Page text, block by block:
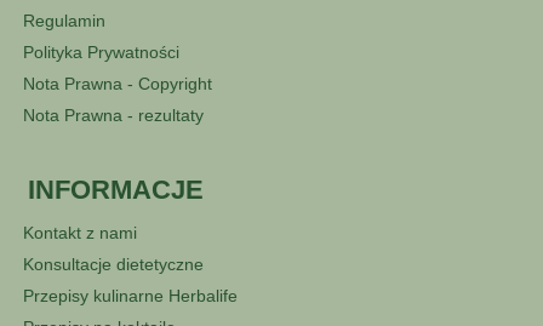
Regulamin
Polityka Prywatności
Nota Prawna - Copyright
Nota Prawna - rezultaty
INFORMACJE
Kontakt z nami
Konsultacje dietetyczne
Przepisy kulinarne Herbalife